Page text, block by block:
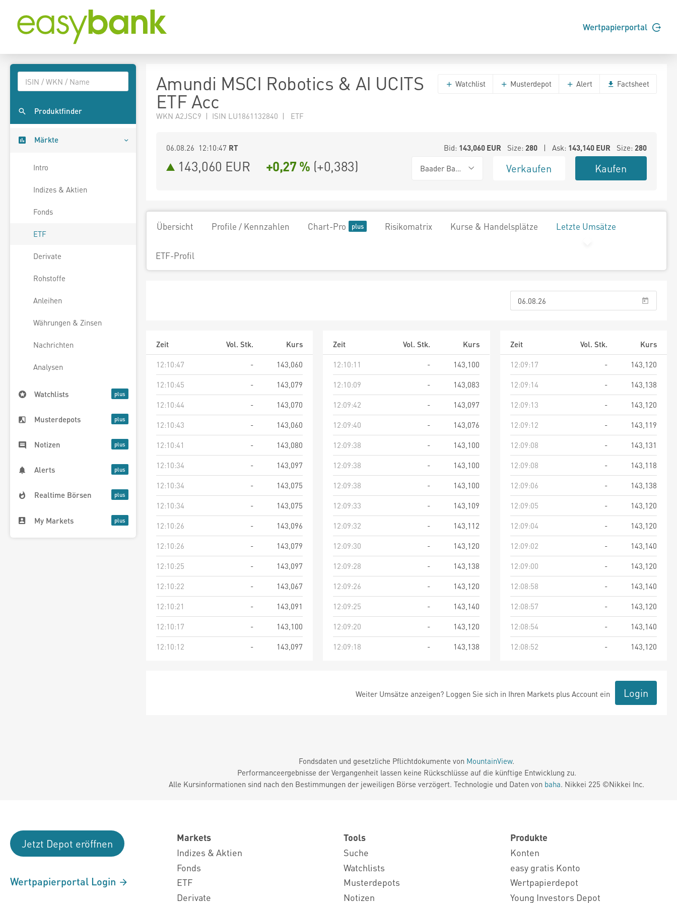
Wertpapierportal
Produktfinder
Märkte
Intro
Indizes & Aktien
Fonds
ETF
Derivate
Rohstoffe
Anleihen
Währungen & Zinsen
Nachrichten
Analysen
Watchlists
Musterdepots
Notizen
Alerts
Realtime Börsen
My Markets
Amundi MSCI Robotics & AI UCITS
ETF Acc
WKN A2JSC9 | ISIN LU1861132840 | ETF
Watchlist Musterdepot Alert Factsheet
06.08.26 12:10:47 RT Bid: 143,060EUR Size: 280| Ask: 143,140EUR Size: 280
143,060 EUR +0,27 % (+0,383) Baader Bank (Baadex) Verkaufen Kaufen
Übersicht Profile / Kennzahlen Chart-Pro Risikomatrix Kurse & Handelsplätze Letzte Umsätze
ETF-Profil
Zeit Vol. Stk.
Kurs
12:10:47
-
143,060
12:10:45
-
143,079
12:10:44
-
143,070
12:10:43
-
143,060
12:10:41
-
143,080
12:10:34
-
143,097
12:10:34
-
143,075
12:10:34
-
143,075
12:10:26
-
143,096
12:10:26
-
143,079
12:10:25
-
143,097
12:10:22
-
143,067
12:10:21
-
143,091
12:10:17
-
143,100
12:10:12
- 143,097
Zeit Vol. Stk.
Kurs
12:10:11
-
143,100
12:10:09
-
143,083
12:09:42
-
143,097
12:09:40
-
143,076
12:09:38
-
143,100
12:09:38
-
143,100
12:09:38
-
143,100
12:09:33
-
143,109
12:09:32
-
143,112
12:09:30
-
143,120
12:09:28
-
143,138
12:09:26
-
143,120
12:09:25
-
143,140
12:09:20
-
143,120
12:09:18
- 143,138
Zeit Vol. Stk.
Kurs
12:09:17
-
143,120
12:09:14
-
143,138
12:09:13
-
143,120
12:09:12
-
143,119
12:09:08
-
143,131
12:09:08
-
143,118
12:09:06
-
143,138
12:09:05
-
143,120
12:09:04
-
143,120
12:09:02
-
143,140
12:09:00
-
143,120
12:08:58
-
143,140
12:08:57
-
143,120
12:08:54
-
143,140
12:08:52
- 143,120
Weiter Umsätze anzeigen? Loggen Sie sich in Ihren Markets plus Account ein Login
Fondsdaten und gesetzliche Pflichtdokumente von MountainView.
Performanceergebnisse der Vergangenheit lassen keine Rückschlüsse auf die künftige Entwicklung zu.
Alle Kursinformationen sind nach den Bestimmungen der jeweiligen Börse verzögert. Technologie und Daten von baha. Nikkei 225 ©Nikkei Inc.
Jetzt Depot eröffnen
Wertpapierportal Login
Markets
Indizes & Aktien
Fonds
ETF
Derivate
Tools
Suche
Watchlists
Musterdepots
Notizen
Produkte
Konten
easy gratis Konto
Wertpapierdepot
Young Investors Depot